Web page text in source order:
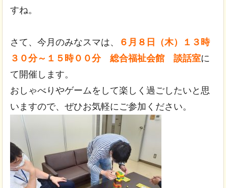
すね。
さて、今月のみなスマは、
６月８日（木）１３時
３０分～１５時００分 総合福祉会館 談話室に
て開催します。
おしゃべりやゲームをして楽しく過ごしたいと思
いますので、ぜひお気軽にご参加ください。